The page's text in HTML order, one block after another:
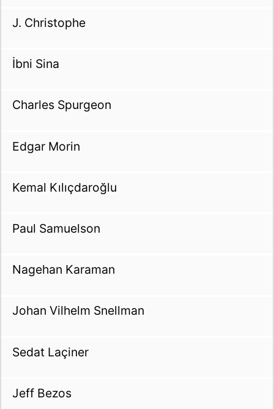
J. Christophe
İbni Sina
Charles Spurgeon
Edgar Morin
Kemal Kılıçdaroğlu
Paul Samuelson
Nagehan Karaman
Johan Vilhelm Snellman
Sedat Laçiner
Jeff Bezos